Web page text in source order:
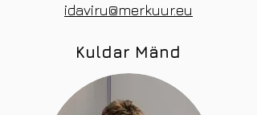
idaviru@merkuur.eu
Kuldar Mänd